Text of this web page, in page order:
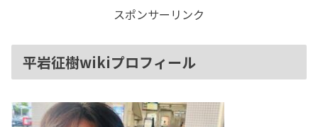
スポンサーリンク
平岩征樹wikiプロフィール